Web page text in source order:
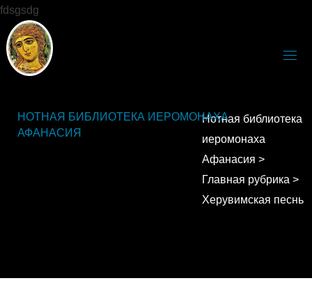
fdsgsdg
НОТНАЯ БИБЛИОТЕКА ИЕРОМОНАХА
АФАНАСИЯ
Нотная библиотека
иеромонаха
Афанасия >
Главная рубрика >
Херувимская песнь